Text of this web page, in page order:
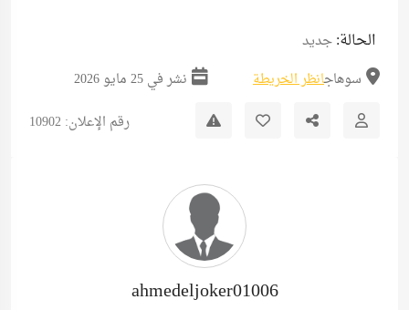
الحالة:جديد
سوهاجانظر الخريطة
نشر في 25 مايو 2026
رقم الإعلان: 10902
ahmedeljoker01006